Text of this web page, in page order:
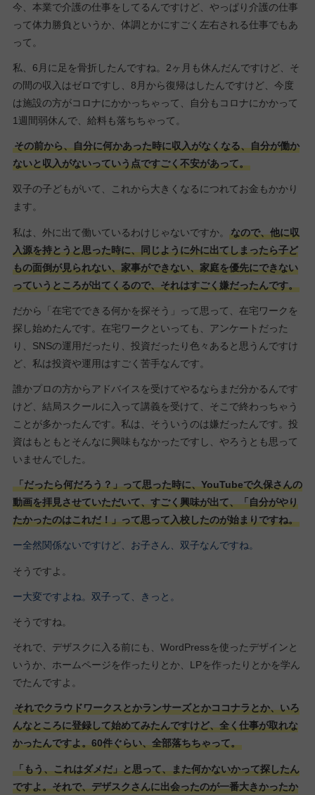
今、本業で介護の仕事をしてるんですけど、やっぱり介護の仕事
って体力勝負というか、体調とかにすごく左右される仕事でもあ
って。
私、6月に足を骨折したんですね。2ヶ月も休んだんですけど、そ
の間の収入はゼロですし、8月から復帰はしたんですけど、今度
は施設の方がコロナにかかっちゃって、自分もコロナにかかって
1週間弱休んで、給料も落ちちゃって。
その前から、自分に何かあった時に収入がなくなる、自分が働か
ないと収入がないっていう点ですごく不安があって。
双子の子どもがいて、これから大きくなるにつれてお金もかかり
ます。
私は、外に出て働いているわけじゃないですか。
なので、他に収
入源を持とうと思った時に、同じように外に出てしまったら子ど
もの面倒が見られない、家事ができない、家庭を優先にできない
っていうところが出てくるので、それはすごく嫌だったんです。
だから「在宅でできる何かを探そう」って思って、在宅ワークを
探し始めたんです。在宅ワークといっても、アンケートだった
り、SNSの運用だったり、投資だったり色々あると思うんですけ
ど、私は投資や運用はすごく苦手なんです。
誰かプロの方からアドバイスを受けてやるならまだ分かるんです
けど、結局スクールに入って講義を受けて、そこで終わっちゃう
ことが多かったんです。私は、そういうのは嫌だったんです。投
資はもともとそんなに興味もなかったですし、やろうとも思って
いませんでした。
「だったら何だろう？」って思った時に、YouTubeで久保さんの
動画を拝見させていただいて、すごく興味が出て、「自分がやり
たかったのはこれだ！」って思って入校したのが始まりですね。
ー全然関係ないですけど、お子さん、双子なんですね。
そうですよ。
ー大変ですよね。双子って、きっと。
そうですね。
それで、デザスクに入る前にも、WordPressを使ったデザインと
いうか、ホームページを作ったりとか、LPを作ったりとかを学ん
でたんですよ。
それでクラウドワークスとかランサーズとかココナラとか、いろ
んなところに登録して始めてみたんですけど、全く仕事が取れな
かったんですよ。60件ぐらい、全部落ちちゃって。
「もう、これはダメだ」と思って、また何かないかって探したん
ですよ。それで、デザスクさんに出会ったのが一番大きかったか